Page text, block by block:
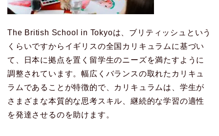
The British School in Tokyoは、ブリティッシュという
くらいですからイギリスの全国カリキュラムに基づい
て、日本に拠点を置く留学生のニーズを満たすように
調整されています。幅広くバランスの取れたカリキュ
ラムであることが特徴的で、カリキュラムは、学生が
さまざまな本質的な思考スキル、継続的な学習の適性
を発達させるのを助けます。